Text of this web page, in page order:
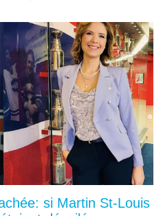
si Martin St-Louis